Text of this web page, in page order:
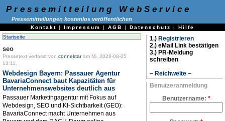
Pressemitteilung WebService
Pressemitteilungen kostenlos veröffentlichen
Kontakt | Impressum | AGB | Datenschutz | Hilfe
Startseite
seo
Pressetext verfasst von connektaram Mi, 2026-08-05
13:11.
Webdesign Bayern: Passauer Agentur
BavariaConnect baut Kapazitäten für
Unternehmenswebsites deutlich aus
Passauer Marketingagentur mit Fokus auf
Webdesign, SEO und KI-Sichtbarkeit (GEO):
BavariaConnect macht Unternehmen aus
1.) Registrieren
2.) eMail Link bestätigen
3.) PR-Meldung
schreiben
~ Reichweite ~
Benutzeranmeldung
Benutzername: *